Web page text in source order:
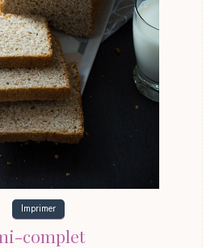
Imprimer
complet